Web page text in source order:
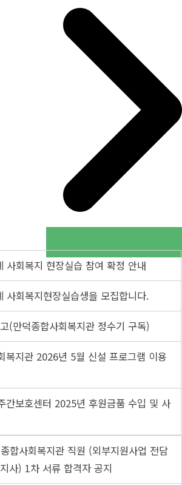
사회복지 현장실습 참여 확정 안내
사회복지현장실습생을 모집합니다.
(만덕종합사회복지관 정수기 구독)
복지관 2026년 5월 신설 프로그램 이용
간보호센터 2025년 후원금품 수입 및 사
합사회복지관 직원 (외부지원사업 전담
사) 1차 서류 합격자 공지